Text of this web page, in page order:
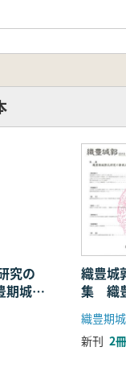
究の
城郭
織豊
集 織
新視点
織豊期
新刊 2冊